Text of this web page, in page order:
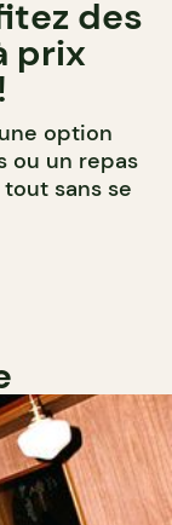
des
prix
option
ou un repas
sans se